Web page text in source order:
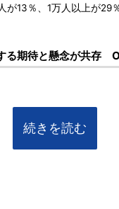
が13％、1万人以上が29
る期待と懸念が共存
続きを読む